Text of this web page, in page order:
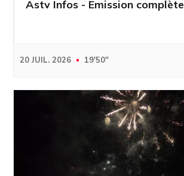
Astv Infos - Emission complète
20 JUIL. 2026 19'50''